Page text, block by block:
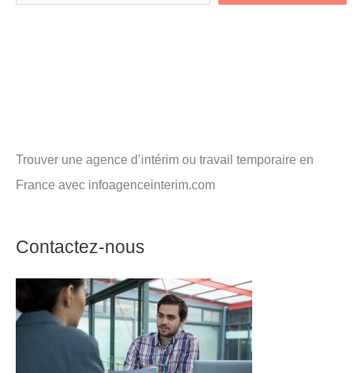
Trouver une agence d’intérim ou travail temporaire en
France avec infoagenceinterim.com
Contactez-nous